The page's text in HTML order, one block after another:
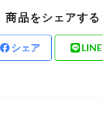
商品をシェアする
シェア LINE